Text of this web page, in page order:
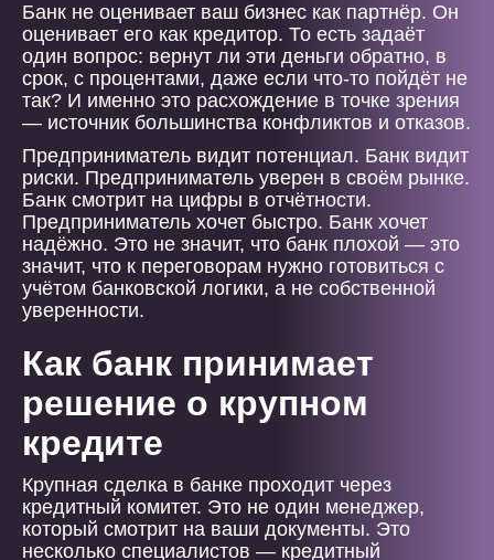
Банк не оценивает ваш бизнес как партнёр. Он
оценивает его как кредитор. То есть задаёт
один вопрос: вернут ли эти деньги обратно, в
срок, с процентами, даже если что-то пойдёт не
так? И именно это расхождение в точке зрения
— источник большинства конфликтов и отказов.
Предприниматель видит потенциал. Банк видит
риски. Предприниматель уверен в своём рынке.
Банк смотрит на цифры в отчётности.
Предприниматель хочет быстро. Банк хочет
надёжно. Это не значит, что банк плохой — это
значит, что к переговорам нужно готовиться с
учётом банковской логики, а не собственной
уверенности.
Как банк принимает
решение о крупном
кредите
Крупная сделка в банке проходит через
кредитный комитет. Это не один менеджер,
который смотрит на ваши документы. Это
несколько специалистов — кредитный